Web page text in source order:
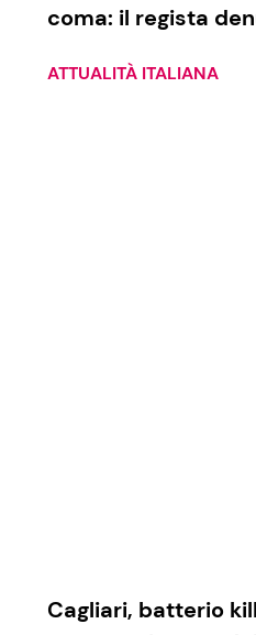
coma: il regista
ATTUALITÀ ITALIANA
Cagliari, batterio